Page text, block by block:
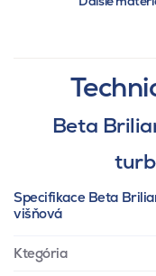
Beta
Specifikace Beta
višňová
Ktegória